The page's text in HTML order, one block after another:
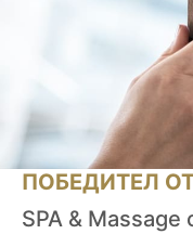
ПОБЕДИТЕЛ
SPA & Massage